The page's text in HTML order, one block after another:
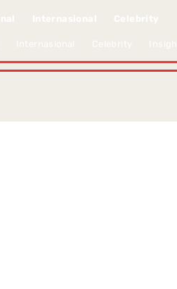
Internasional Celebrity
Internasional Celebrity Insight